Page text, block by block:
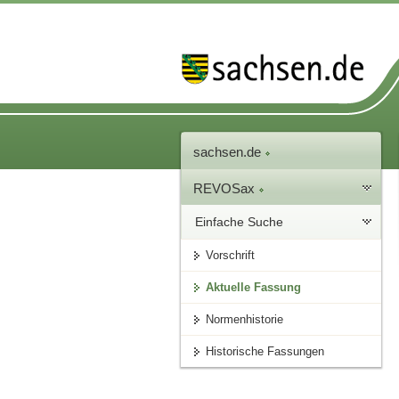
sachsen.de
REVOSax
Einfache Suche
Vorschrift
Aktuelle Fassung
Normenhistorie
Historische Fassungen